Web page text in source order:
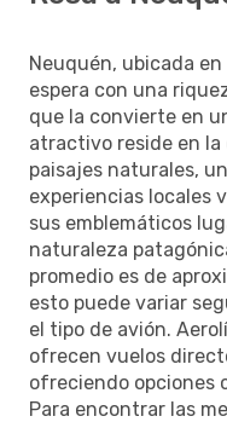
Neuquén, ubicada
espera con una
que la convierte en
atractivo reside en
paisajes naturales,
experiencias locales
sus emblemáticos
naturaleza
promedio es de
esto puede variar
el tipo de avión.
ofrecen vuelos
ofreciendo opciones
Para encontrar las